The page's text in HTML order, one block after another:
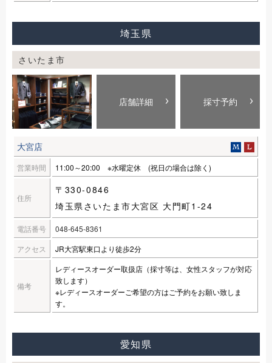
埼玉県
さいたま市
大宮店
営業時間 11:00～20:00 ※水曜定休 (祝日の場合は除く)
住所
〒330-0846
埼玉県さいたま市大宮区 大門町1-24
電話番号
048-645-8361
アクセス
JR大宮駅東口より徒歩2分
備考
レディースオーダー取扱店（採寸等は、女性スタッフが対応
致します）
※レディースオーダーご希望の方はご予約をお願い致しま
す。
店舗詳細 採寸予約
愛知県